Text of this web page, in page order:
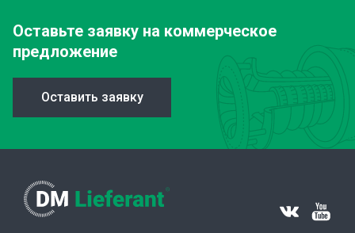
Оставьте заявку на коммерческое
предложение
Оставить заявку